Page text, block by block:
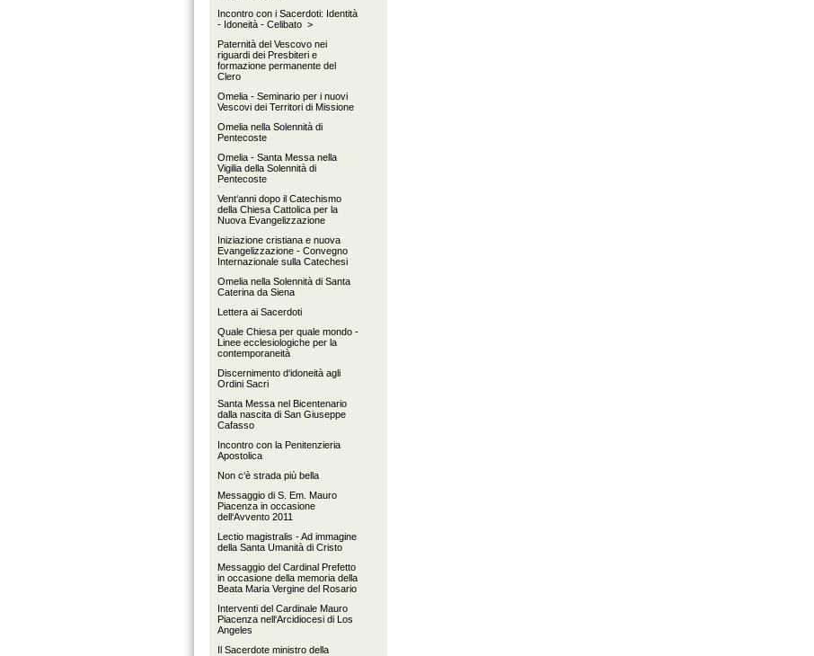
Incontro con i Sacerdoti: Identità
- Idoneità - Celibato >
Paternità del Vescovo nei
riguardi dei Presbiteri e
formazione permanente del
Clero
Omelia - Seminario per i nuovi
Vescovi dei Territori di Missione
Omelia nella Solennità di
Pentecoste
Omelia - Santa Messa nella
Vigilia della Solennità di
Pentecoste
Vent‘anni dopo il Catechismo
della Chiesa Cattolica per la
Nuova Evangelizzazione
Iniziazione cristiana e nuova
Evangelizzazione - Convegno
Internazionale sulla Catechesi
Omelia nella Solennità di Santa
Caterina da Siena
Lettera ai Sacerdoti
Quale Chiesa per quale mondo -
Linee ecclesiologiche per la
contemporaneità
Discernimento d‘idoneità agli
Ordini Sacri
Santa Messa nel Bicentenario
dalla nascita di San Giuseppe
Cafasso
Incontro con la Penitenzieria
Apostolica
Non c‘è strada più bella
Messaggio di S. Em. Mauro
Piacenza in occasione
dell‘Avvento 2011
Lectio magistralis - Ad immagine
della Santa Umanità di Cristo
Messaggio del Cardinal Prefetto
in occasione della memoria della
Beata Maria Vergine del Rosario
Interventi del Cardinale Mauro
Piacenza nell‘Arcidiocesi di Los
Angeles
Il Sacerdote ministro della